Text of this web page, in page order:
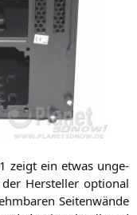
zeigt ein etwas unge­
Her­stel­ler optio­nal
Sei­ten­wän­de